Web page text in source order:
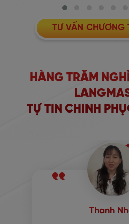
TƯ VẤN CHƯƠNG
HÀNG TRĂM
TỰ TIN CHINH
Thanh